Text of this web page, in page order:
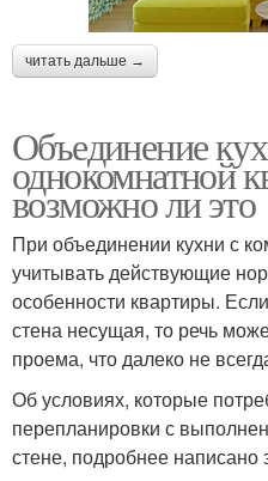
читать дальше →
Объединение
однокомнатной
возможно ли это
При объединении кухни с
учитывать действующие
особенности квартиры.
стена несущая, то речь
проема, что далеко не
Об условиях, которые
перепланировки с
стене, подробнее написано